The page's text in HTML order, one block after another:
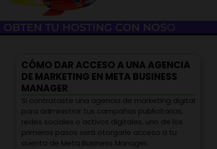
CÓMO DAR ACCESO A UNA AGENCIA
DE MARKETING EN META BUSINESS
MANAGER
Si contrataste una agencia de marketing digital
para administrar tus campañas publicitarias,
redes sociales o activos digitales, uno de los
primeros pasos será otorgarle acceso a tu
cuenta de Meta Business Manager.